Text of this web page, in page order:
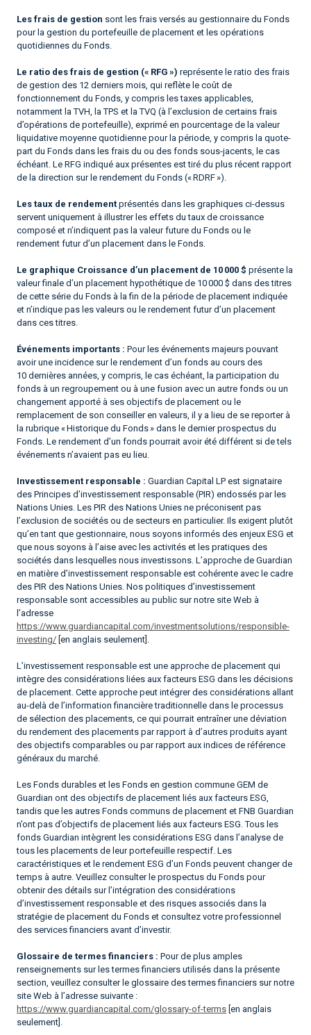
Les frais de gestion sont les frais versés au gestionnaire du Fonds
pour la gestion du portefeuille de placement et les opérations
quotidiennes du Fonds.
Le ratio des frais de gestion (« RFG ») représente le ratio des frais
de gestion des 12 derniers mois, qui reflète le coût de
fonctionnement du Fonds, y compris les taxes applicables,
notamment la TVH, la TPS et la TVQ (à l’exclusion de certains frais
d’opérations de portefeuille), exprimé en pourcentage de la valeur
liquidative moyenne quotidienne pour la période, y compris la quote-
part du Fonds dans les frais du ou des fonds sous-jacents, le cas
échéant. Le RFG indiqué aux présentes est tiré du plus récent rapport
de la direction sur le rendement du Fonds (« RDRF »).
Les taux de rendement présentés dans les graphiques ci-dessus
servent uniquement à illustrer les effets du taux de croissance
composé et n’indiquent pas la valeur future du Fonds ou le
rendement futur d’un placement dans le Fonds.
Le graphique Croissance d’un placement de 10 000 $ présente la
valeur finale d’un placement hypothétique de 10 000 $ dans des titres
de cette série du Fonds à la fin de la période de placement indiquée
et n’indique pas les valeurs ou le rendement futur d’un placement
dans ces titres.
Événements importants : Pour les événements majeurs pouvant
avoir une incidence sur le rendement d’un fonds au cours des
10 dernières années, y compris, le cas échéant, la participation du
fonds à un regroupement ou à une fusion avec un autre fonds ou un
changement apporté à ses objectifs de placement ou le
remplacement de son conseiller en valeurs, il y a lieu de se reporter à
la rubrique « Historique du Fonds » dans le dernier prospectus du
Fonds. Le rendement d’un fonds pourrait avoir été différent si de tels
événements n’avaient pas eu lieu.
Investissement responsable : Guardian Capital LP est signataire
des Principes d’investissement responsable (PIR) endossés par les
Nations Unies. Les PIR des Nations Unies ne préconisent pas
l’exclusion de sociétés ou de secteurs en particulier. Ils exigent plutôt
qu’en tant que gestionnaire, nous soyons informés des enjeux ESG et
que nous soyons à l’aise avec les activités et les pratiques des
sociétés dans lesquelles nous investissons. L’approche de Guardian
en matière d’investissement responsable est cohérente avec le cadre
des PIR des Nations Unies. Nos politiques d’investissement
responsable sont accessibles au public sur notre site Web à
l’adresse
https://www.guardiancapital.com/investmentsolutions/responsible-
investing/ [en anglais seulement].
L’investissement responsable est une approche de placement qui
intègre des considérations liées aux facteurs ESG dans les décisions
de placement. Cette approche peut intégrer des considérations allant
au-delà de l’information financière traditionnelle dans le processus
de sélection des placements, ce qui pourrait entraîner une déviation
du rendement des placements par rapport à d’autres produits ayant
des objectifs comparables ou par rapport aux indices de référence
généraux du marché.
Les Fonds durables et les Fonds en gestion commune GEM de
Guardian ont des objectifs de placement liés aux facteurs ESG,
tandis que les autres Fonds communs de placement et FNB Guardian
n’ont pas d’objectifs de placement liés aux facteurs ESG. Tous les
fonds Guardian intègrent les considérations ESG dans l’analyse de
tous les placements de leur portefeuille respectif. Les
caractéristiques et le rendement ESG d’un Fonds peuvent changer de
temps à autre. Veuillez consulter le prospectus du Fonds pour
obtenir des détails sur l’intégration des considérations
d’investissement responsable et des risques associés dans la
stratégie de placement du Fonds et consultez votre professionnel
des services financiers avant d’investir.
Glossaire de termes financiers : Pour de plus amples
renseignements sur les termes financiers utilisés dans la présente
section, veuillez consulter le glossaire des termes financiers sur notre
site Web à l’adresse suivante :
https://www.guardiancapital.com/glossary-of-terms [en anglais
seulement].